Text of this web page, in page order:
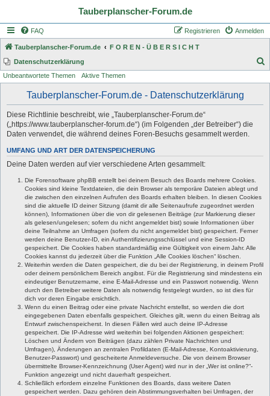
Tauberplanscher-Forum.de
FAQ Anmelden
Registrieren
Tauberplanscher-Forum.de
F O R E N - Ü B E R S I C H T
Datenschutzerklärung
Unbeantwortete Themen Aktive Themen
Tauberplanscher-Forum.de - Datenschutzerklärung
Diese Richtlinie beschreibt, wie „Tauberplanscher-Forum.de“
(„https://www.tauberplanscher-forum.de“) (im Folgenden „der Betreiber“) die
Daten verwendet, die während deines Foren-Besuchs gesammelt werden.
UMFANG UND ART DER DATENSPEICHERUNG
Deine Daten werden auf vier verschiedene Arten gesammelt:
Die Forensoftware phpBB erstellt bei deinem Besuch des Boards mehrere Cookies.
Cookies sind kleine Textdateien, die dein Browser als temporäre Dateien ablegt und
die zwischen den einzelnen Aufrufen des Boards erhalten bleiben. In diesen Cookies
sind die aktuelle ID deiner Sitzung (damit dir alle Seitenaufrufe zugeordnet werden
können), Informationen über die von dir gelesenen Beiträge (zur Markierung dieser
als gelesen/ungelesen; sofern du nicht angemeldet bist) sowie Informationen über
deine Teilnahme an Umfragen (sofern du nicht angemeldet bist) gespeichert. Ferner
werden deine Benutzer-ID, ein Authentifizierungsschlüssel und eine Session-ID
gespeichert. Die Cookies haben standardmäßig eine Gültigkeit von einem Jahr. Alle
Cookies kannst du jederzeit über die Funktion „Alle Cookies löschen“ löschen.
Weiterhin werden die Daten gespeichert, die du bei der Registrierung, in deinem Profil
oder deinem persönlichem Bereich angibst. Für die Registrierung sind mindestens ein
eindeutiger Benutzername, eine E-Mail-Adresse und ein Passwort notwendig. Wenn
durch den Betreiber weitere Daten als notwendig festgelegt wurden, so ist dies für
dich vor deren Eingabe ersichtlich.
Wenn du einen Beitrag oder eine private Nachricht erstellst, so werden die dort
eingegebenen Daten ebenfalls gespeichert. Gleiches gilt, wenn du einen Beitrag als
Entwurf zwischenspeicherst. In diesen Fällen wird auch deine IP-Adresse
gespeichert. Die IP-Adresse wird weiterhin bei folgenden Aktionen gespeichert:
Löschen und Ändern von Beiträgen (dazu zählen Private Nachrichten und
Umfragen), Änderungen an zentralen Profildaten (E-Mail-Adresse, Kontoaktivierung,
Benutzer-Passwort) und gescheiterte Anmeldeversuche. Die von deinem Browser
übermittelte Browser-Kennzeichnung (User Agent) wird nur in der „Wer ist online?“-
Funktion angezeigt und nicht dauerhaft gespeichert.
Schließlich erfordern einzelne Funktionen des Boards, dass weitere Daten
gespeichert werden. Dazu gehören dein Abstimmungsverhalten bei Umfragen, der